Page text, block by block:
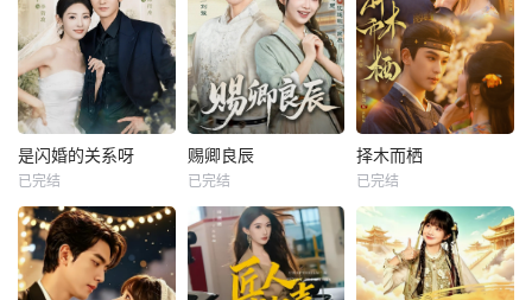
是闪婚的关系呀
已完结
赐卿良辰
已完结
择木而栖
已完结